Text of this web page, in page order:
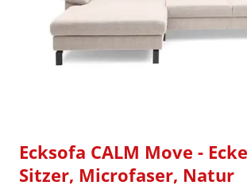
Ecksofa CALM Move -
Sitzer, Microfaser, Natur